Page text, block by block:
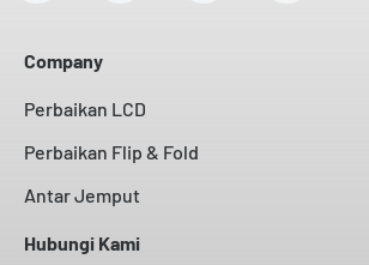
Company
Perbaikan LCD
Perbaikan Flip & Fold
Antar Jemput
Hubungi Kami